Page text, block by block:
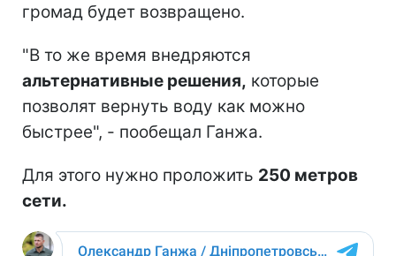
громад будет возвращено.
"В то же время внедряются
альтернативные решения, которые
позволят вернуть воду как можно
быстрее", - пообещал Ганжа.
Для этого нужно проложить 250 метров
сети.